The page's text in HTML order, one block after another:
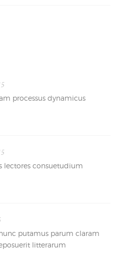
processus dynamicus
lectores consuetudium
putamus parum claram
litterarum